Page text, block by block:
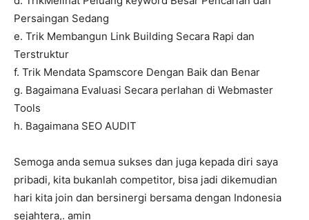
Persaingan Sedang
e. Trik Membangun Link Building Secara Rapi dan
Terstruktur
f. Trik Mendata Spamscore Dengan Baik dan Benar
g. Bagaimana Evaluasi Secara perlahan di Webmaster
Tools
h. Bagaimana SEO AUDIT
Semoga anda semua sukses dan juga kepada diri saya
pribadi, kita bukanlah competitor, bisa jadi dikemudian
hari kita join dan bersinergi bersama dengan Indonesia
sejahtera,. amin